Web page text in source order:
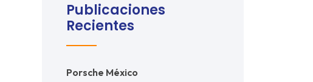
Publicaciones
Recientes
Porsche México